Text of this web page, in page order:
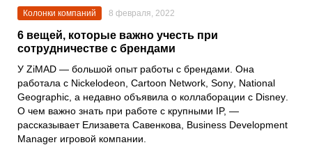
Колонки компаний 8 февраля, 2022
6 вещей, которые важно учесть при
сотрудничестве с брендами
У ZiMAD — большой опыт работы с брендами. Она
работала с Nickelodeon Cartoon Network Sony National
Geographic , а недавно объявила о коллаборации с Disney
О чем важно знать при работе с крупными IP, —
рассказывает Елизавета Савенкова , Business Development
Manager игровой компании